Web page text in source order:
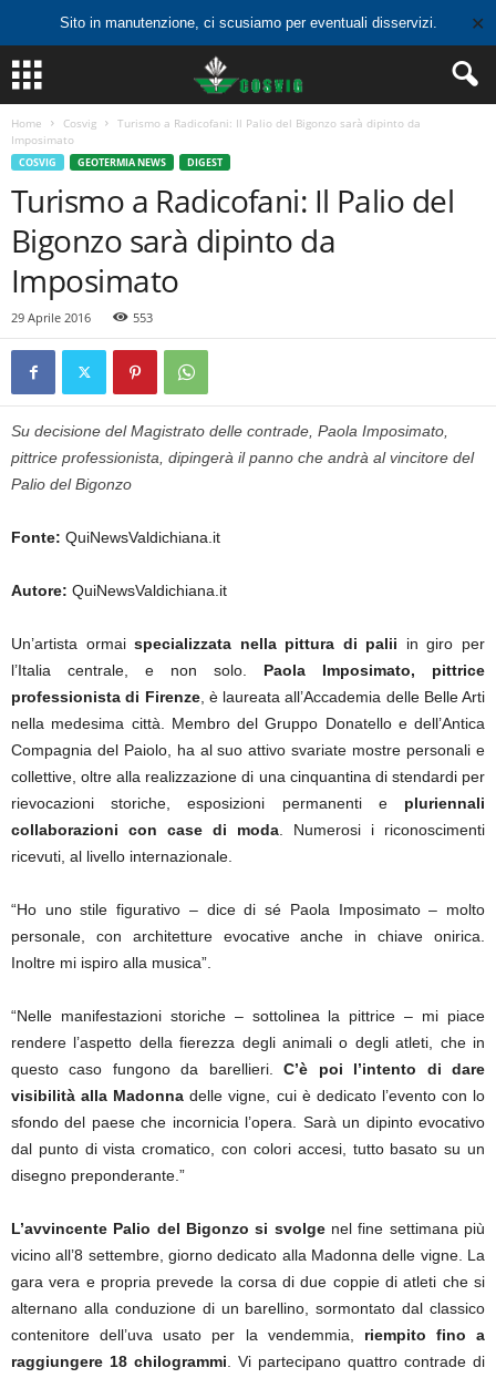
Sito in manutenzione, ci scusiamo per eventuali disservizi. ✕
Home Cosvig
Turismo a Radicofani: Il Palio del Bigonzo sarà dipinto da
Imposimato
COSVIG GEOTERMIA NEWS DIGEST
Turismo a Radicofani: Il Palio del
Bigonzo sarà dipinto da
Imposimato
29 Aprile 2016 553
Su decisione del Magistrato delle contrade, Paola Imposimato,
pittrice professionista, dipingerà il panno che andrà al vincitore del
Palio del Bigonzo
Fonte: QuiNewsValdichiana.it
Autore: QuiNewsValdichiana.it
Un’artista ormaispecializzata nella pittura di palii in giro per
l’Italia centrale, e non solo. Paola Imposimato, pittrice
professionista di Firenze, è laureata all’Accademia delle Belle Arti
nella medesima città. Membro del Gruppo Donatello e dell’Antica
Compagnia del Paiolo, ha al suo attivo svariate mostre personali e
collettive, oltre alla realizzazione di una cinquantina di stendardi per
rievocazioni storiche, esposizioni permanenti e pluriennali
collaborazioni con case di moda . Numerosi i riconoscimenti
ricevuti, al livello internazionale.
“Ho uno stile figurativo – dice di sé Paola Imposimato – molto
personale, con architetture evocative anche in chiave onirica.
Inoltre mi ispiro alla musica”.
“Nelle manifestazioni storiche – sottolinea la pittrice – mi piace
rendere l’aspetto della fierezza degli animali o degli atleti, che in
questo caso fungono da barellieri.
C’è poi l’intento di dare
visibilità alla Madonnadelle vigne, cui è dedicato l’evento con lo
sfondo del paese che incornicia l’opera. Sarà un dipinto evocativo
dal punto di vista cromatico, con colori accesi, tutto basato su un
disegno preponderante.”
L’avvincente Palio del Bigonzo si svolgenel fine settimana più
vicino all’8 settembre, giorno dedicato alla Madonna delle vigne. La
gara vera e propria prevede la corsa di due coppie di atleti che si
alternano alla conduzione di un barellino, sormontato dal classico
contenitore dell’uva usato per la vendemmia, riempito fino a
raggiungere 18 chilogrammi . Vi partecipano quattro contrade di